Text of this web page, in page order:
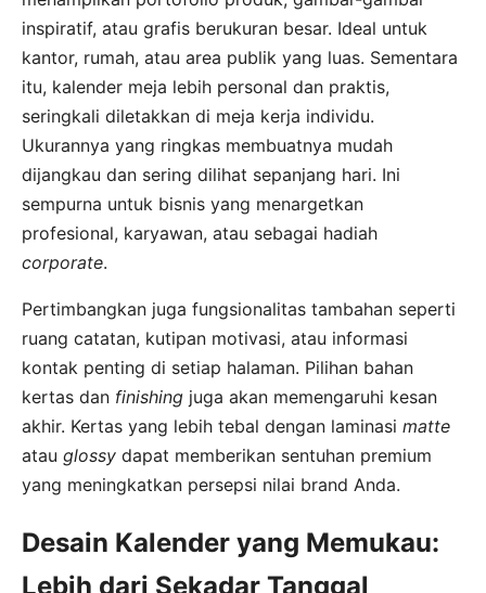
inspiratif, atau grafis berukuran besar. Ideal untuk
kantor, rumah, atau area publik yang luas. Sementara
itu, kalender meja lebih personal dan praktis,
seringkali diletakkan di meja kerja individu.
Ukurannya yang ringkas membuatnya mudah
dijangkau dan sering dilihat sepanjang hari. Ini
sempurna untuk bisnis yang menargetkan
profesional, karyawan, atau sebagai hadiah
corporate.
Pertimbangkan juga fungsionalitas tambahan seperti
ruang catatan, kutipan motivasi, atau informasi
kontak penting di setiap halaman. Pilihan bahan
kertas dan finishing juga akan memengaruhi kesan
akhir. Kertas yang lebih tebal dengan laminasi matte
atau glossy dapat memberikan sentuhan premium
yang meningkatkan persepsi nilai brand Anda.
Desain Kalender yang Memukau:
Lebih dari Sekadar Tanggal